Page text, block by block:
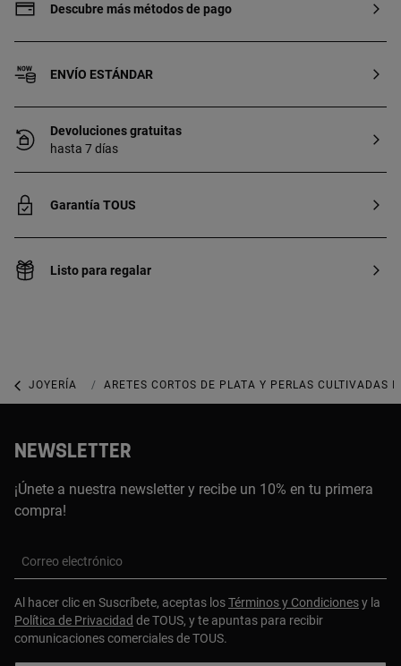
Descubre más métodos de pago
ENVÍO ESTÁNDAR
Devoluciones gratuitas
hasta 7 días
Garantía TOUS
Listo para regalar
JOYERÍA JOYAS CON PERLAS
ARETES CORTOS DE PLATA Y PERLAS CULTIVADAS
NEWSLETTER
¡Únete a nuestra newsletter y recibe un 10% en tu primera
compra!
Correo electrónico
Al hacer clic en Suscríbete, aceptas losTérminos y Condicionesy la
Política de Privacidad de TOUS, y te apuntas para recibir
comunicaciones comerciales de TOUS.